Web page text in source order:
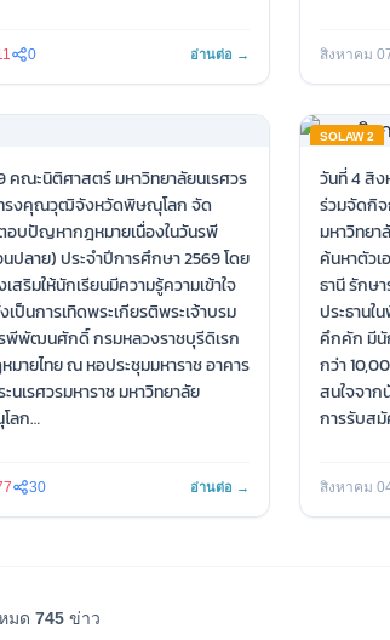
0 อ่านต่อ →
บรมวงศ์
ดิเรกฤท
#คณะนิติศ
#กิจกรร
สิงหาคม
คณะนิติศาสตร์ มหาวิทยาลัยนเรศวร
รงคุณวุฒิจังหวัดพิษณุโลก จัด
บปัญหากฎหมายเนื่องในวันรพี
ปลาย) ประจำปีการศึกษา 2569 โดย
ริมให้นักเรียนมีความรู้ความเข้าใจ
ป็นการเทิดพระเกียรติพระเจ้าบรม
รพีพัฒนศักดิ์ กรมหลวงราชบุรีดิเรก
ายไทย ณ หอประชุมมหาราช อาคาร
เรศวรมหาราช มหาวิทยาลัย
ลก
งนี้
นดับ 1 ได้แก่ โรงเรียนกำแพงเพชร
งเพชร
30 อ่านต่อ →
SOLAW 2
วันที่ 4 สิ
ร่วมจัดกิ
มหาวิทยา
ค้นหาตัวเ
ธานี รักษ
ประธานใ
คึกคัก มีนั
กว่า
สนใจจาก
การรับส
มหาราช
สิงหาคม
มด 745 ข่าว